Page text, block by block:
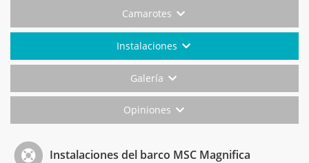
Camarotes
Instalaciones
Galería
Opiniones
Instalaciones del barco MSC Magnifica